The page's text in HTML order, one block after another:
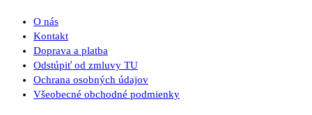
O nás
Kontakt
Doprava a platba
Odstúpiť od zmluvy TU
Ochrana osobných údajov
Všeobecné obchodné podmienky